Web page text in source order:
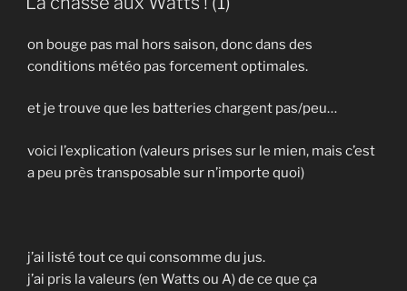
on bouge pas mal hors saison, donc dans des
conditions météo pas forcement optimales.
et je trouve que les batteries chargent pas/peu…
voici l’explication (valeurs prises sur le mien, mais c’est
a peu près transposable sur n’importe quoi)
j’ai listé tout ce qui consomme du jus.
j’ai pris la valeurs (en Watts ou A) de ce que ça